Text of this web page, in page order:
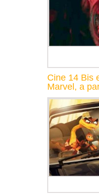
Cine 14 Bis
Marvel, a